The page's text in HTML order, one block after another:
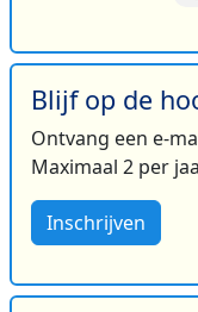
Blijf op de
Ontvang een e-
Maximaal 2 per
Inschrijven